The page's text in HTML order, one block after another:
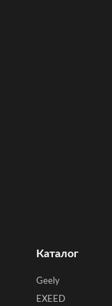
Каталог
Geely
EXEED